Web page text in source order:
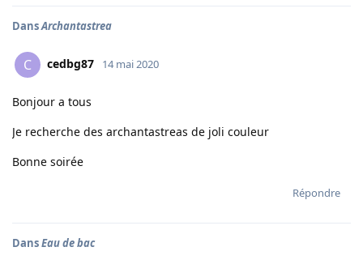
DansArchantastrea
C cedbg87 14 mai 2020
Bonjour a tous
Je recherche des archantastreas de joli couleur
Bonne soirée
Répondre
DansEau de bac